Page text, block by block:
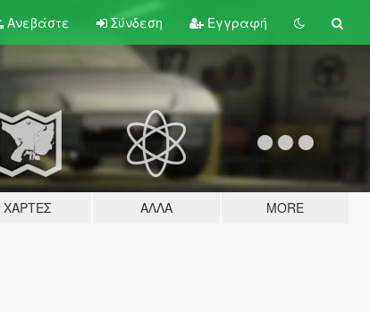
Ανεβάστε Σύνδεση Εγγραφή
ΧΆΡΤΕΣ ΆΛΛΑ MORE